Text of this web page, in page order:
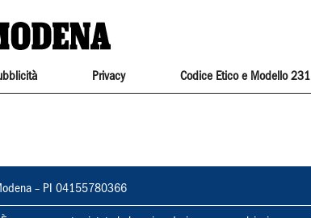
Privacy Codice Etico e Modello 231
– PI 04155780366